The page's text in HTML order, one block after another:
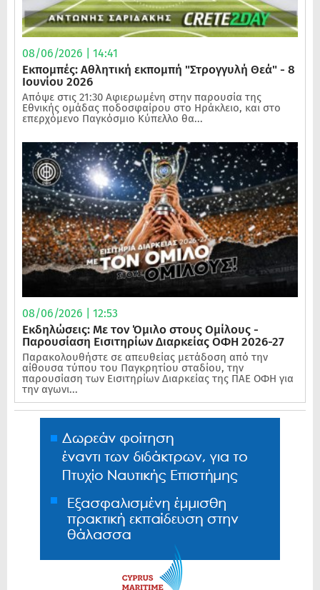
08/06/2026 | 14:41
Εκπομπές: Αθλητική εκπομπή "Στρογγυλή Θεά" - 8
Ιουνίου 2026
Απόψε στις 21:30 Αφιερωμένη στην παρουσία της
Εθνικής ομάδας ποδοσφαίρου στο Ηράκλειο, και στο
επερχόμενο Παγκόσμιο Κύπελλο θα...
08/06/2026 | 12:53
Εκδηλώσεις: Με τον Όμιλο στους Ομίλους -
Παρουσίαση Εισιτηρίων Διαρκείας ΟΦΗ 2026-27
Παρακολουθήστε σε απευθείας μετάδοση από την
αίθουσα τύπου του Παγκρητίου σταδίου, την
παρουσίαση των Εισιτηρίων Διαρκείας της ΠΑΕ ΟΦΗ για
την αγωνι...